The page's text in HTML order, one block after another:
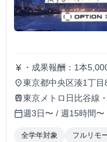
currency_yen ・成果報酬：1本
イアル期間の場合変
place東京都中央区湊1丁
train東京メトロ日比谷線
calendar_today週3日〜 / 週15時間〜
全学年対象 フルリモ